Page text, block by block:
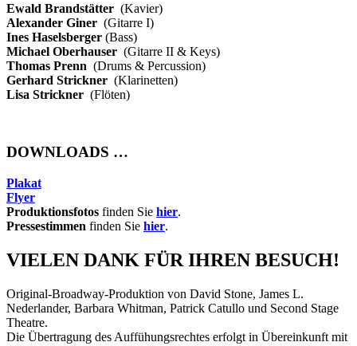
Ewald Brandstätter (Kavier)
Alexander Giner (Gitarre I)
Ines Haselsberger (Bass)
Michael Oberhauser (Gitarre II & Keys)
Thomas Prenn (Drums & Percussion)
Gerhard Strickner (Klarinetten)
Lisa Strickner (Flöten)
DOWNLOADS …
Plakat
Flyer
Produktionsfotos finden Sie hier.
Pressestimmen finden Sie hier.
VIELEN DANK FÜR IHREN BESUCH!
Original-Broadway-Produktion von David Stone, James L.
Nederlander, Barbara Whitman, Patrick Catullo und Second Stage
Theatre.
Die Übertragung des Auffühungsrechtes erfolgt in Übereinkunft mit